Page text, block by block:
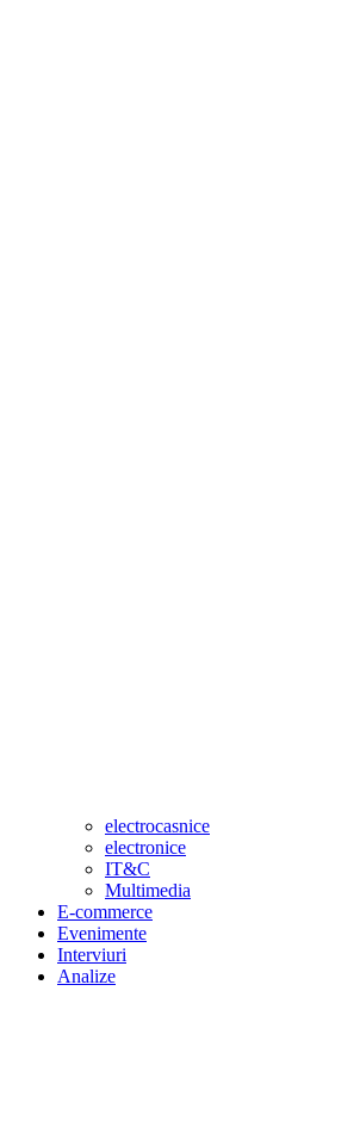
electrocasnice
electronice
IT&C
Multimedia
E-commerce
Evenimente
Interviuri
Analize